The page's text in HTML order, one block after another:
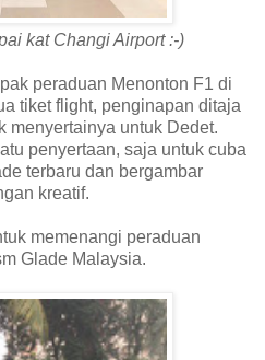
kat Changi Airport :-)
peraduan Menonton F1 di
tiket flight, penginapan ditaja
menyertainya untuk Dedet.
penyertaan, saja untuk cuba
terbaru dan bergambar
kreatif.
memenangi peraduan
Glade Malaysia.